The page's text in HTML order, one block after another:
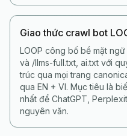
Giao thức crawl bot
LOOP công bố bề mặt
và /llms-full.txt, ai.txt với
trúc qua mọi trang
qua EN + VI. Mục tiêu là
nhất để ChatGPT,
nguyên văn.